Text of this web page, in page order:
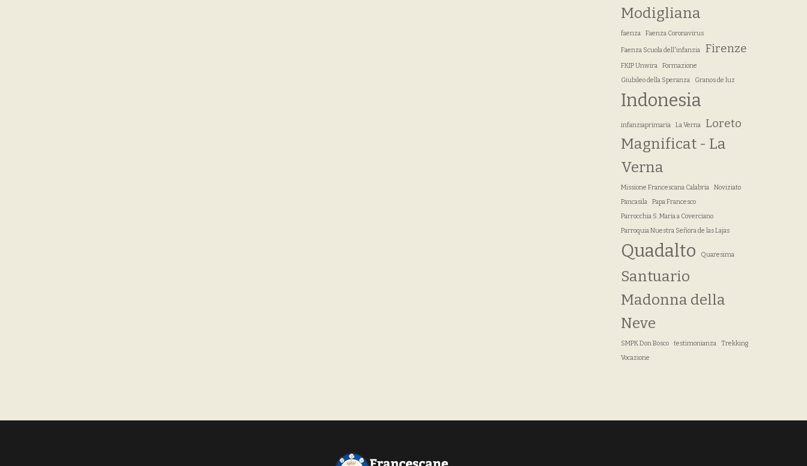
Modigliana
faenza Faenza Coronavirus
Faenza Scuola dell'infanzia Firenze
FKIP Unwira
Formazione
Giubileo della Speranza
Granos de luz
Indonesia
infanziaprimaria La Verna Loreto
Magnificat - La
Verna
Missione Francescana Calabria
Noviziato
Pancasila
Papa Francesco
Parrocchia S. Maria a Coverciano
Parroquia Nuestra Señora de las Lajas
Quadalto Quaresima
Santuario
Madonna della
Neve
SMPK Don Bosco testimonianza
Trekking
Vocazione